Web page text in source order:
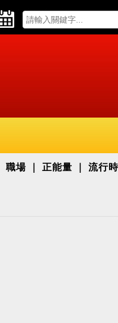
職場 正能量 流行